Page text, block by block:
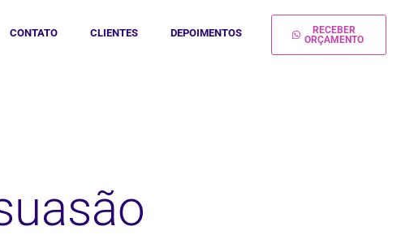
CONTATO CLIENTES DEPOIMENTOS
RECEBER
ORÇAMENTO